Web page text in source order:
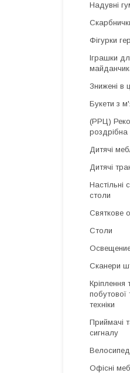
Надувні
Фігурки
Іграшки
Знижені в
Букети з
(РРЦ)
роздрібна
Дитячі
Дитячі
Настільні
столи
Святкове
Столи
Сканери
Кріплення
техніки
Приймачі
сигналу
Офісні